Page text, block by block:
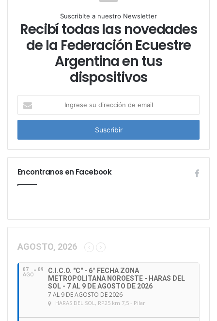
Suscribite a nuestro Newsletter
Recibí todas las novedades
de la Federación Ecuestre
Argentina en tus
dispositivos
g
e
s
s
e
c
ó
Encontranos en Facebook
AGOSTO, 2026
07
AGO
09
C.I.C.O. "C" - 6° FECHA ZONA
METROPOLITANA NOROESTE - HARAS DEL
SOL - 7 AL 9 DE AGOSTO DE 2026
7 AL 9 DE AGOSTO DE 2026
HARAS DEL SOL, RP25 km 7,5 - Pilar